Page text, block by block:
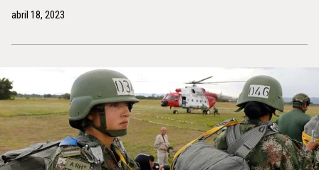
abril 18, 2023